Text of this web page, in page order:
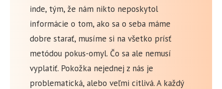
inde, tým, že nám nikto neposkytol
informácie o tom, ako sa o seba máme
dobre starať, musíme si na všetko prísť
metódou pokus-omyl. Čo sa ale nemusí
vyplatiť. Pokožka nejednej z nás je
problematická, alebo veľmi citlivá. A každý